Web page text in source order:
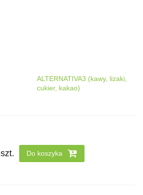
ALTERNATIVA3 (kawy, lizaki,
cukier, kakao)
szt. Do koszyka